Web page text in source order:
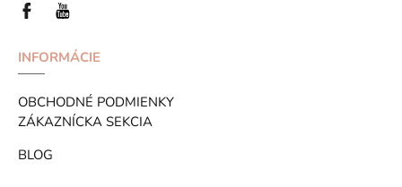
INFORMÁCIE
OBCHODNÉ PODMIENKY
ZÁKAZNÍCKA SEKCIA
BLOG